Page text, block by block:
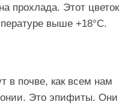
прохлада. Этот цветок
выше +18°C.
в почве, как всем нам
Это эпифиты. Они